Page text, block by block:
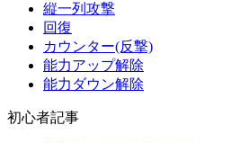
縦一列攻撃
回復
カウンター(反撃)
能力アップ解除
能力ダウン解除
初心者記事